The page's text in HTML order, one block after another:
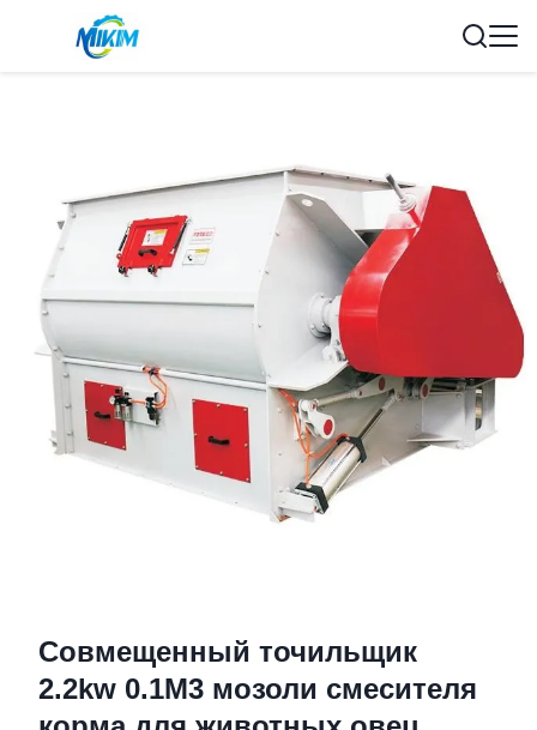
Совмещенный точильщик
2.2kw 0.1M3 мозоли смесителя